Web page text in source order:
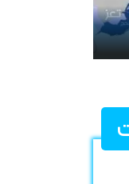
من إعادة